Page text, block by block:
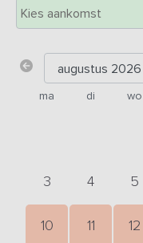
ma di wo
3 4 5
10 11 12